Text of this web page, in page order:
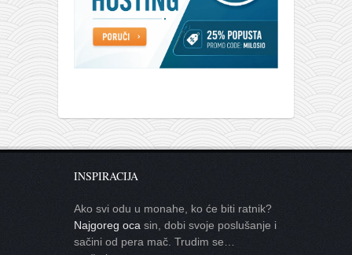
INSPIRACIJA
Ako svi odu u monahe, ko će biti ratnik?
Najgoreg oca sin, dobi svoje poslušanje i
sačini od pera mač. Trudim se…